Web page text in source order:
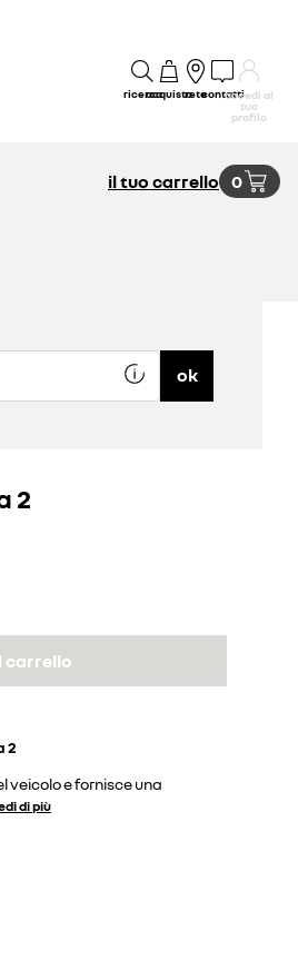
ricercaacquistoretecontattiaccedi al
tuo
profilo
il tuo carrello 0
ok
2
carrello
2
veicolo e fornisce una
di più